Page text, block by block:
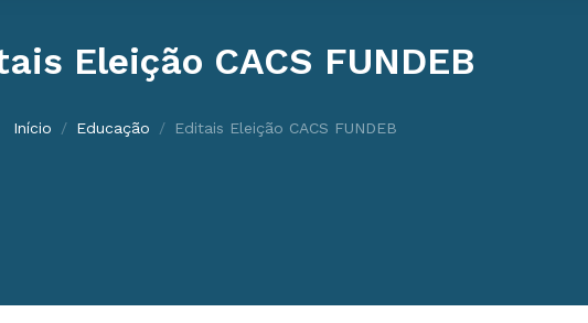
Eleição CACS FUNDEB
Início Educação Editais Eleição CACS FUNDEB